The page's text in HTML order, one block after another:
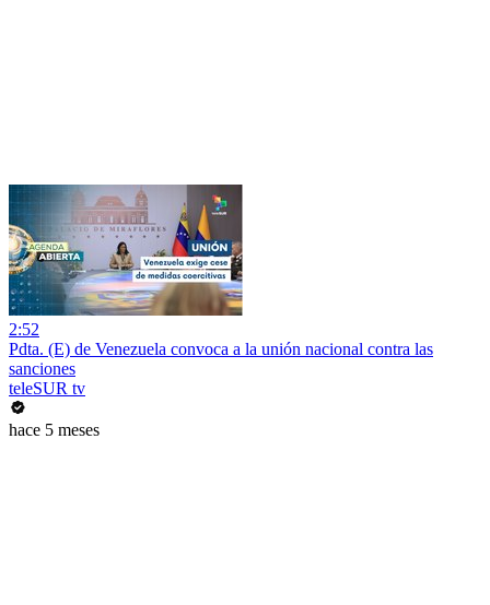
2:52
Pdta. (E) de Venezuela convoca a la unión nacional contra las
sanciones
teleSUR tv
hace 5 meses